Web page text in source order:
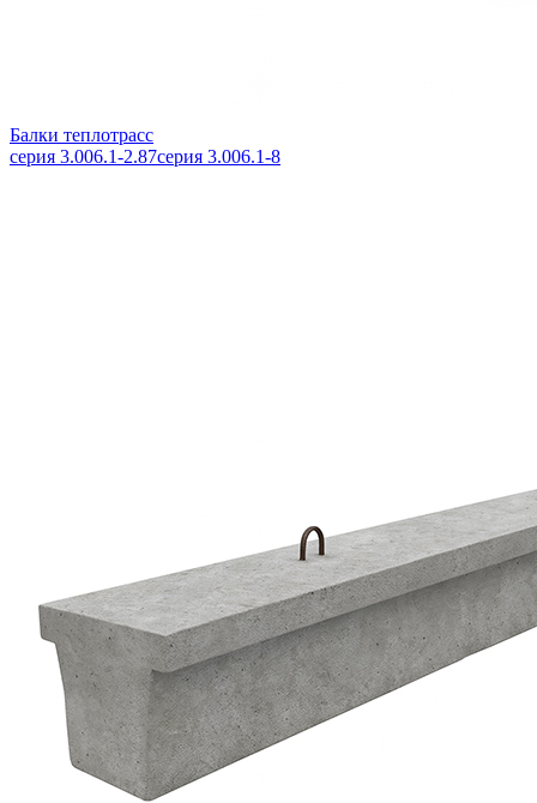
Балки теплотрасс
серия 3.006.1-2.87серия 3.006.1-8